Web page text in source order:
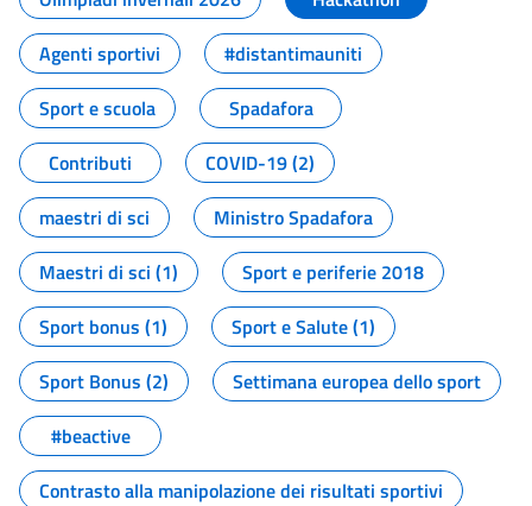
Agenti sportivi
#distantimauniti
Sport e scuola
Spadafora
Contributi
COVID-19 (2)
maestri di sci
Ministro Spadafora
Maestri di sci (1)
Sport e periferie 2018
Sport bonus (1)
Sport e Salute (1)
Sport Bonus (2)
Settimana europea dello sport
#beactive
Contrasto alla manipolazione dei risultati sportivi